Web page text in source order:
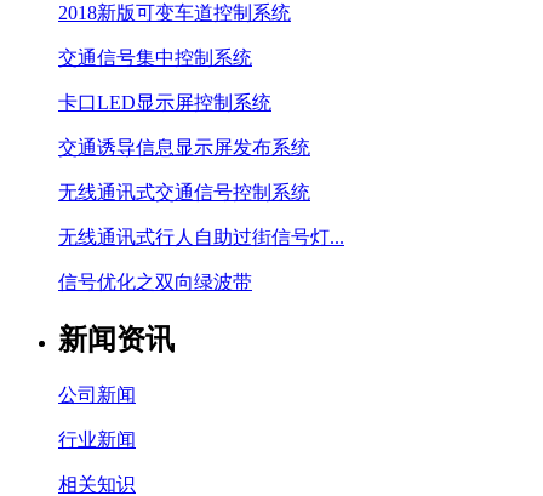
2018新版可变车道控制系统
交通信号集中控制系统
卡口LED显示屏控制系统
交通诱导信息显示屏发布系统
无线通讯式交通信号控制系统
无线通讯式行人自助过街信号灯...
信号优化之双向绿波带
新闻资讯
公司新闻
行业新闻
相关知识